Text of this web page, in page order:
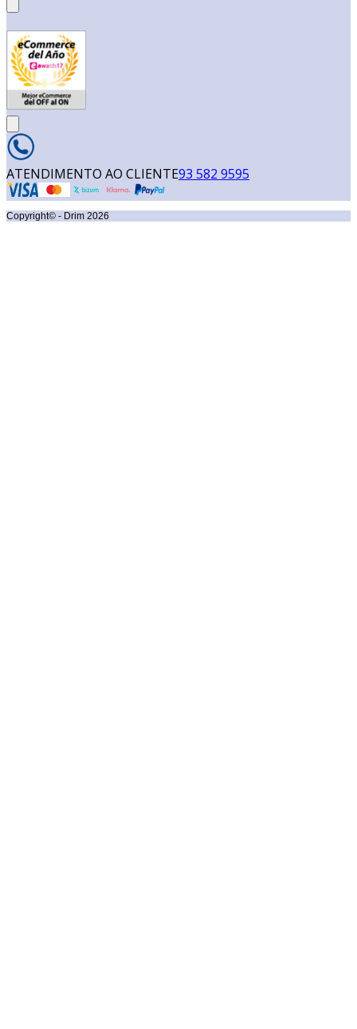
ATENDIMENTO AO CLIENTE93 582 9595
Copyright© - Drim 2026